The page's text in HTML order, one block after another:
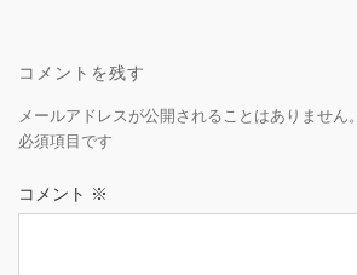
コメントを残す
メールアドレスが公開されることはありません。
必須項目です
コメント ※